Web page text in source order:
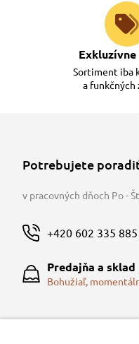
Exkluzívne
Sortiment iba
a funkčných
Potrebujete
v pracovných dňoch Po -
+420 602 335 885
Predajňa a
Bohužiaľ,